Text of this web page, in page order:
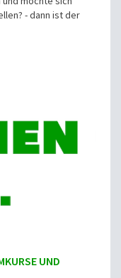
- dann ist der
UND